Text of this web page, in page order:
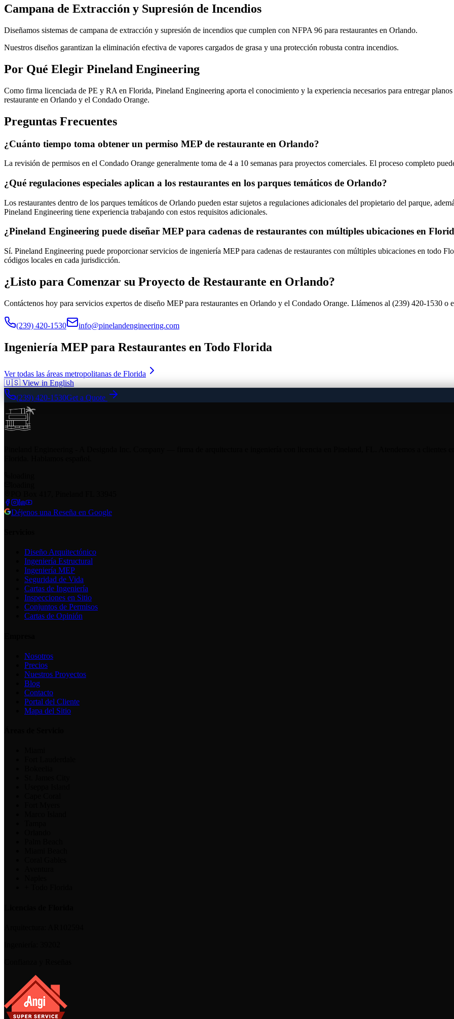
Campana de Extracción y Supresión de Incendios
Diseñamos sistemas de campana de extracción y supresión de incendios que cumplen con NFPA 96 para restaurantes en Orlando.
Nuestros diseños garantizan la eliminación efectiva de vapores cargados de grasa y una protección robusta contra incendios.
Por Qué Elegir Pineland Engineering
Como firma licenciada de PE y RA en Florida, Pineland Engineering aporta el conocimiento y la experiencia necesarios para entregar
restaurante en Orlando y el Condado Orange.
Preguntas Frecuentes
¿Cuánto tiempo toma obtener un permiso MEP de restaurante en Orlando?
La revisión de permisos en el Condado Orange generalmente toma de 4 a 10 semanas para proyectos comerciales. El proceso completo
¿Qué regulaciones especiales aplican a los restaurantes en los parques temáticos de Orlando?
Los restaurantes dentro de los parques temáticos de Orlando pueden estar sujetos a regulaciones adicionales del propietario del parque,
Pineland Engineering tiene experiencia trabajando con estos requisitos adicionales.
¿Pineland Engineering puede diseñar MEP para cadenas de restaurantes con múltiples ubicaciones en
Sí. Pineland Engineering puede proporcionar servicios de ingeniería MEP para cadenas de restaurantes con múltiples ubicaciones en todo
códigos locales en cada jurisdicción.
¿Listo para Comenzar su Proyecto de Restaurante en Orlando?
Contáctenos hoy para servicios expertos de diseño MEP para restaurantes en Orlando y el Condado Orange. Llámenos al (239) 420-1530
(239) 420-1530 info@pinelandengineering.com
Ingeniería MEP para Restaurantes en Todo Florida
Ver todas las áreas metropolitanas de Florida
🇺🇸 View in English
(239) 420-1530Get a Quote
Déjenos una Reseña en Google
Diseño Arquitectónico
Ingeniería Estructural
Ingeniería MEP
Seguridad de Vida
Cartas de Ingeniería
Inspecciones en Sitio
Conjuntos de Permisos
Cartas de Opinión
Nosotros
Precios
Nuestros Proyectos
Blog
Contacto
Portal del Cliente
Mapa del Sitio